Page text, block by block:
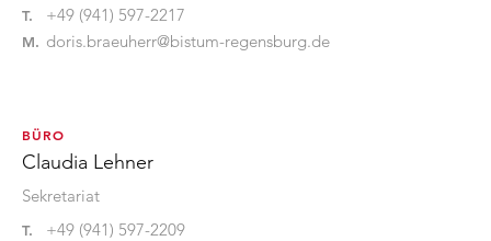
T. +49 (941) 597-2217
M. doris.braeuherr@bistum-regensburg.de
BÜRO
Claudia Lehner
Sekretariat
T. +49 (941) 597-2209